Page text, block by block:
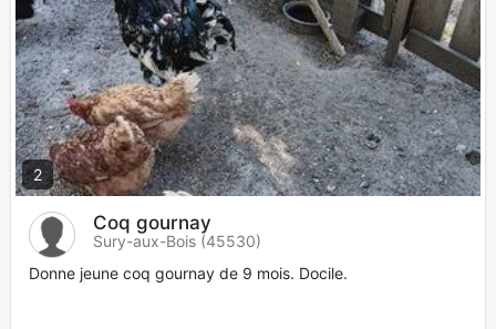
2
Coq gournay
Sury-aux-Bois (45530)
Donne jeune coq gournay de 9 mois. Docile.